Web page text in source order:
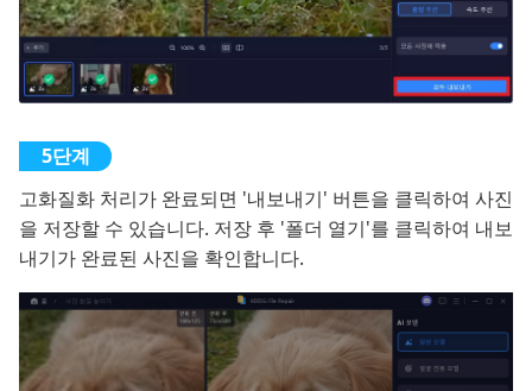
고화질화 처리가 완료되면 '내보내기' 버튼을 클릭하여 사진
을 저장할 수 있습니다. 저장 후 '폴더 열기'를 클릭하여 내보
내기가 완료된 사진을 확인합니다.